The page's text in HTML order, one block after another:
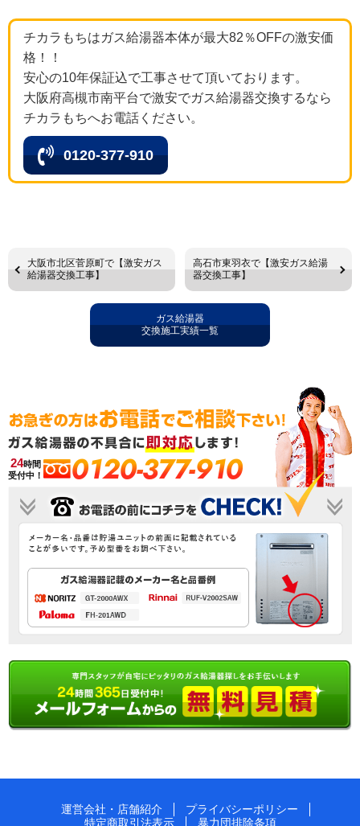
チカラもちはガス給湯器本体が最大82％OFFの激安価
格！！
安心の10年保証込で工事させて頂いております。
大阪府高槻市南平台で激安でガス給湯器交換するなら
チカラもちへお電話ください。
0120-377-910
大阪市北区菅原町で【激安ガス
給湯器交換工事】
高石市東羽衣で【激安ガス給湯
器交換工事】
ガス給湯器
交換施工実績一覧
24時間
受付中！
0120-377-910
運営会社・店舗紹介
プライバシーポリシー
特定商取引法表示
暴力団排除条項